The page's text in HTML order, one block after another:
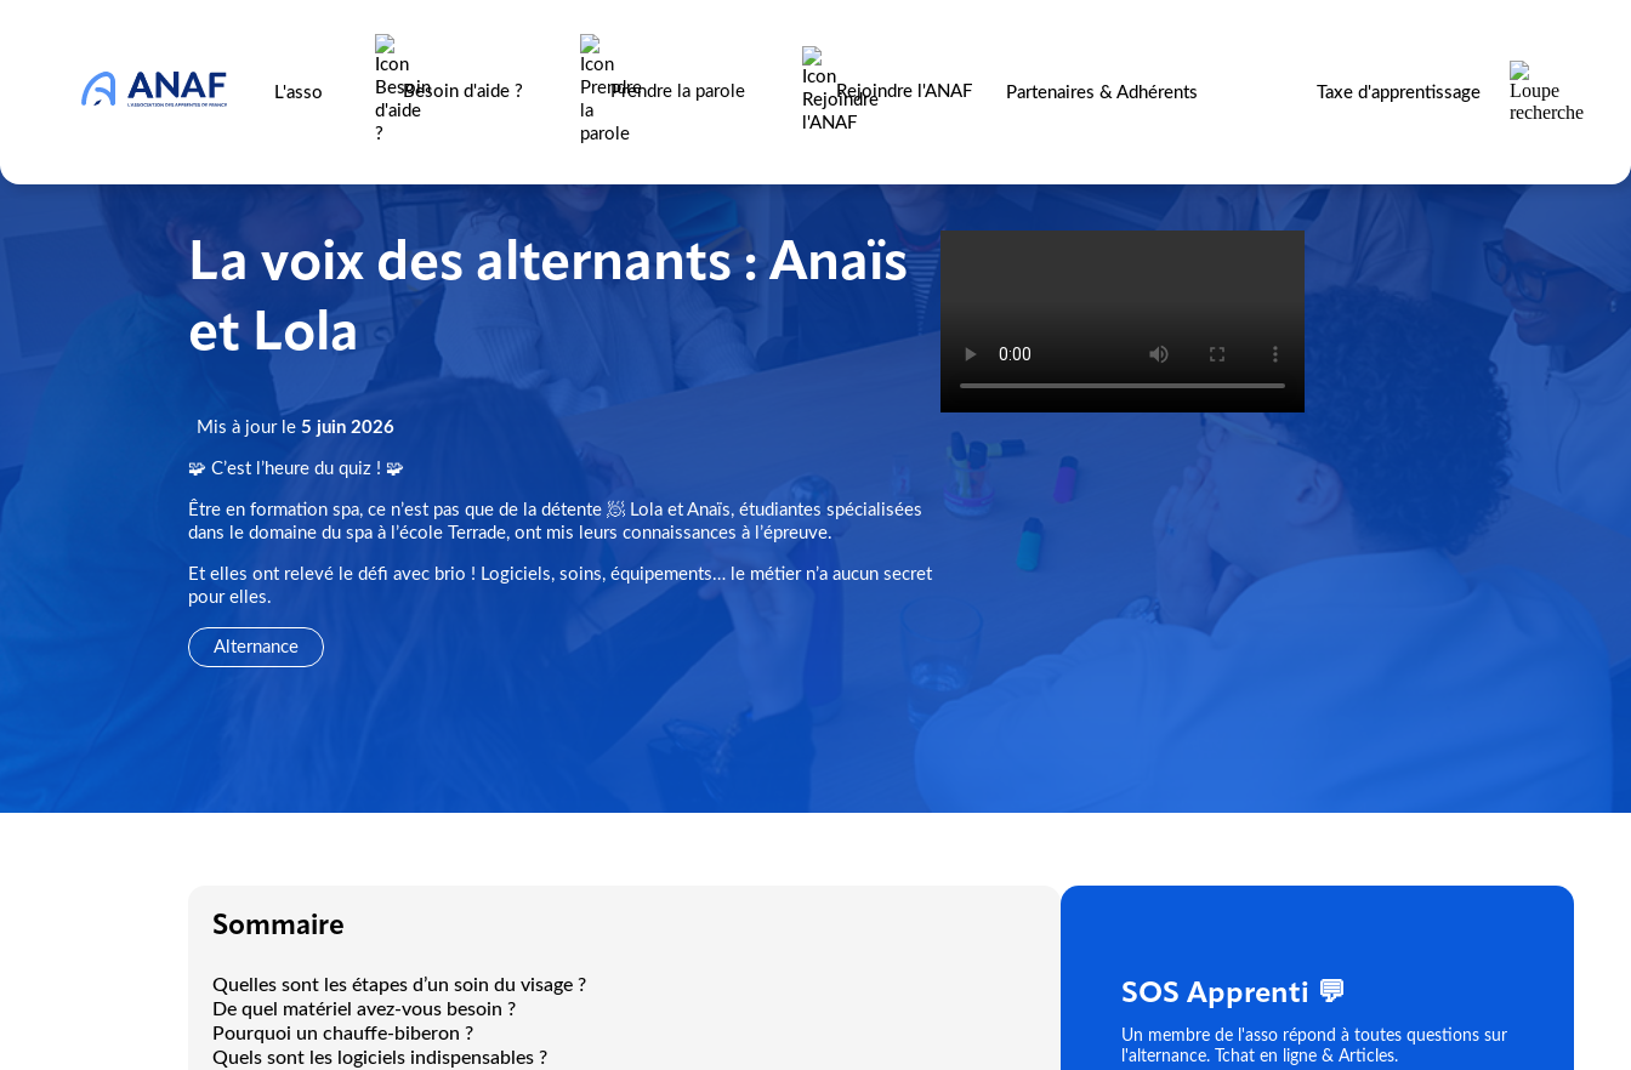
L'asso Besoin d'aide ? Prendre la parole Rejoindre l'ANAF Partenaires & Adhérents Taxe d'apprentissage
La voix des alternants : Anaïs
et Lola
Mis à jour le 5 juin 2026
🧩 C’est l’heure du quiz ! 🧩
Être en formation spa, ce n’est pas que de la détente 🧖 Lola et Anaïs, étudiantes spécialisées
dans le domaine du spa à l’école Terrade, ont mis leurs connaissances à l’épreuve.
Et elles ont relevé le défi avec brio ! Logiciels, soins, équipements… le métier n’a aucun secret
pour elles.
Alternance
Sommaire
Quelles sont les étapes d’un soin du visage ?
De quel matériel avez-vous besoin ?
Pourquoi un chauffe-biberon ?
Quels sont les logiciels indispensables ?
SOS Apprenti 💬
Un membre de l'asso répond à toutes questions sur
l'alternance. Tchat en ligne & Articles.